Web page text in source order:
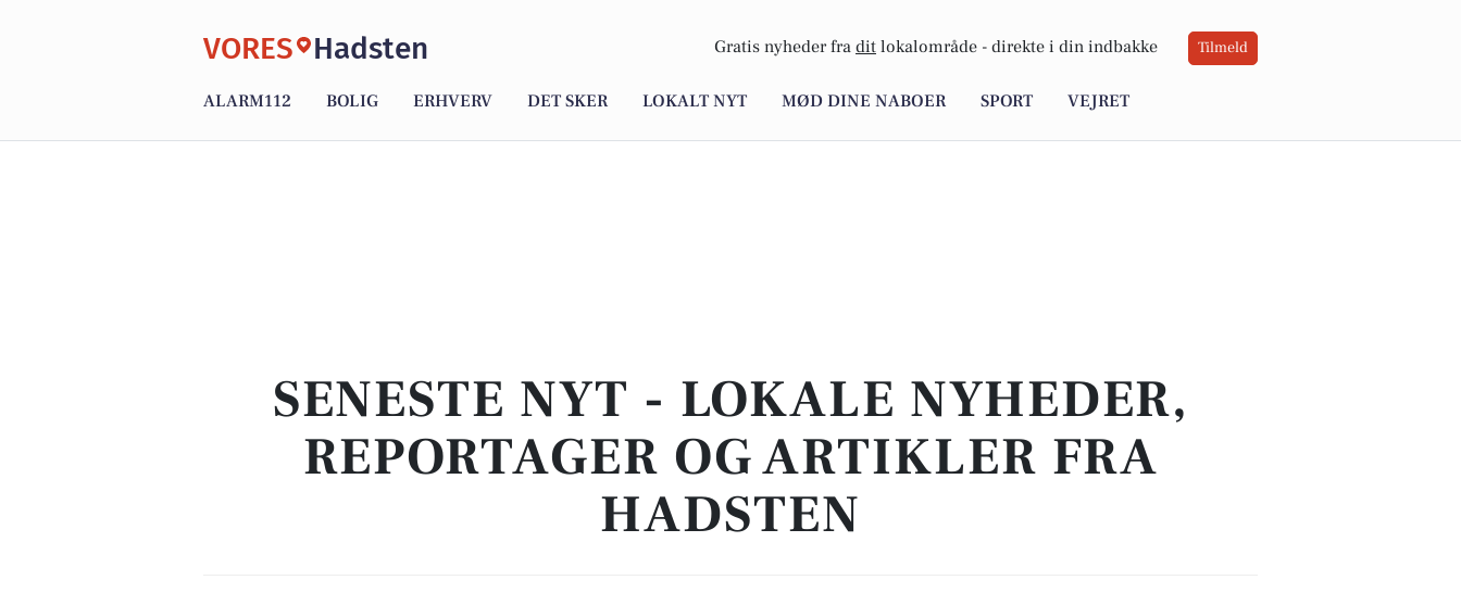
VORES Hadsten Gratis nyheder fra dit lokalområde - direkte i din indbakke Tilmeld
ALARM112 BOLIG ERHVERV DET SKER LOKALT NYT MØD DINE NABOER SPORT VEJRET
SENESTE NYT - LOKALE NYHEDER,
REPORTAGER OG ARTIKLER FRA
HADSTEN